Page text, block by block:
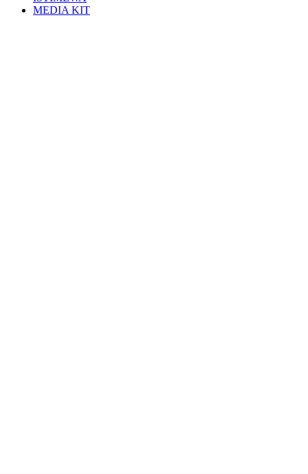
MEDIA KIT